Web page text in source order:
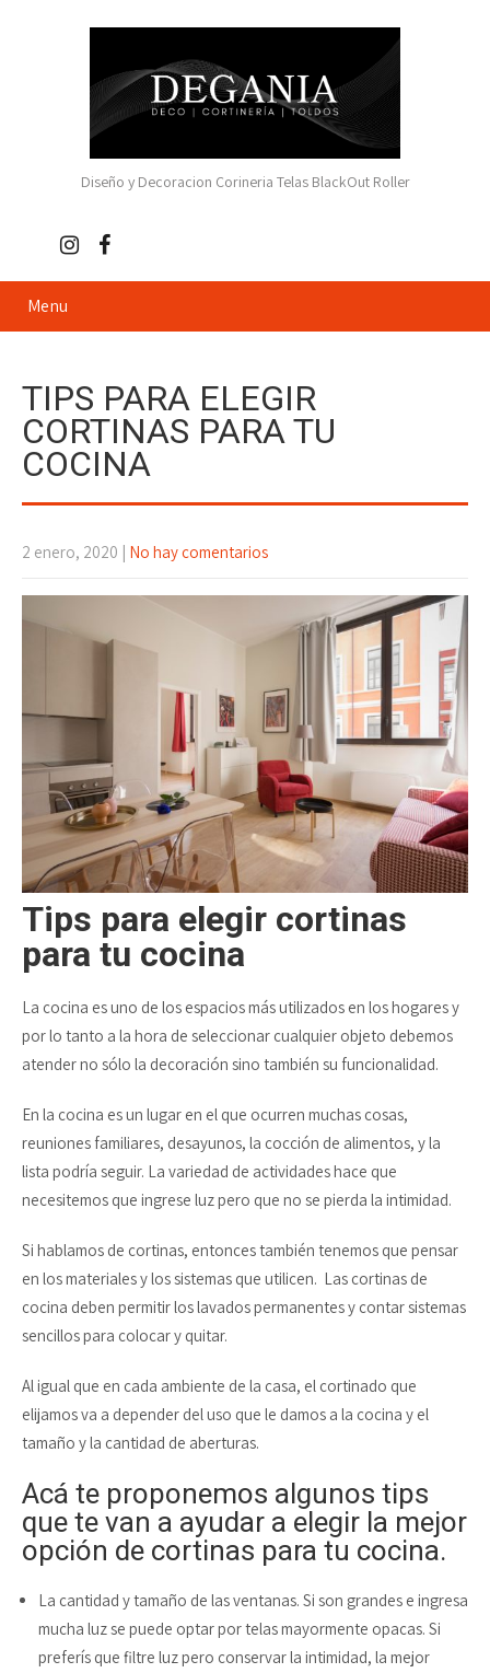
Diseño y Decoracion Corineria Telas BlackOut Roller
Menu
TIPS PARA ELEGIR
CORTINAS PARA TU
COCINA
2 enero, 2020 | No hay comentarios
Tips para elegir cortinas
para tu cocina
La cocina es uno de los espacios más utilizados en los hogares y
por lo tanto a la hora de seleccionar cualquier objeto debemos
atender no sólo la decoración sino también su funcionalidad.
En la cocina es un lugar en el que ocurren muchas cosas,
reuniones familiares, desayunos, la cocción de alimentos, y la
lista podría seguir. La variedad de actividades hace que
necesitemos que ingrese luz pero que no se pierda la intimidad.
Si hablamos de cortinas, entonces también tenemos que pensar
en los materiales y los sistemas que utilicen. Las cortinas de
cocina deben permitir los lavados permanentes y contar sistemas
sencillos para colocar y quitar.
Al igual que en cada ambiente de la casa, el cortinado que
elijamos va a depender del uso que le damos a la cocina y el
tamaño y la cantidad de aberturas.
Acá te proponemos algunos tips
que te van a ayudar a elegir la mejor
opción de cortinas para tu cocina.
La cantidad y tamaño de las ventanas. Si son grandes e ingresa
mucha luz se puede optar por telas mayormente opacas. Si
preferís que filtre luz pero conservar la intimidad, la mejor